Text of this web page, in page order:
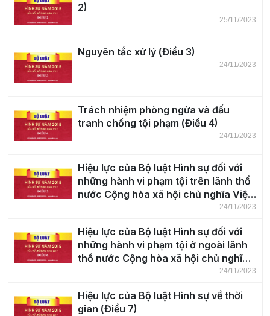
2)
25/11/2023
Nguyên tắc xử lý (Điều 3)
24/11/2023
Trách nhiệm phòng ngừa và đấu
tranh chống tội phạm (Điều 4)
24/11/2023
Hiệu lực của Bộ luật Hình sự đối với
những hành vi phạm tội trên lãnh thổ
nước Cộng hòa xã hội chủ nghĩa Việt
24/11/2023
Hiệu lực của Bộ luật Hình sự đối với
những hành vi phạm tội ở ngoài lãnh
thổ nước Cộng hòa xã hội chủ nghĩa
24/11/2023
Hiệu lực của Bộ luật Hình sự về thời
gian (Điều 7)